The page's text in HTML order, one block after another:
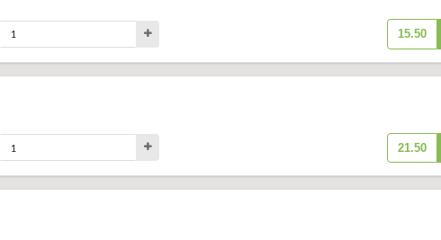
15.50
21.50